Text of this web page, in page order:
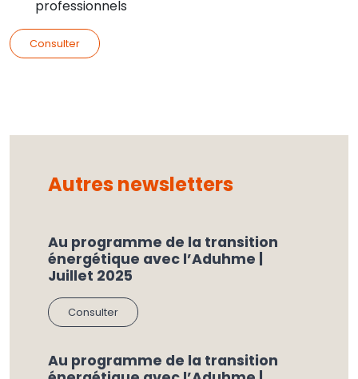
professionnels
Consulter
Autres newsletters
Au programme de la transition
énergétique avec l’Aduhme |
Juillet 2025
Consulter
Au programme de la transition